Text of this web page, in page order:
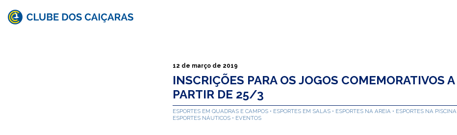
12 de março de 2019
INSCRIÇÕES PARA OS JOGOS COMEMORATIVOS A
PARTIR DE 25/3
ESPORTES EM QUADRAS E CAMPOS ESPORTES EM SALAS ESPORTES NA AREIA
ESPORTES NA PISCINA
ESPORTES NÁUTICOS
EVENTOS